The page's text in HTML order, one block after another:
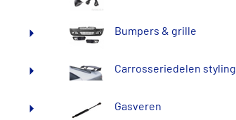
Bumpers & grille
Carrosseriedelen styling
Gasveren